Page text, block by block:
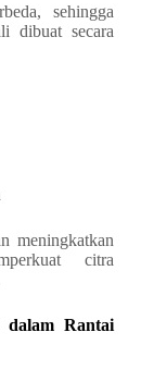
sehingga
dibuat secara
meningkatkan
citra
dalam Rantai